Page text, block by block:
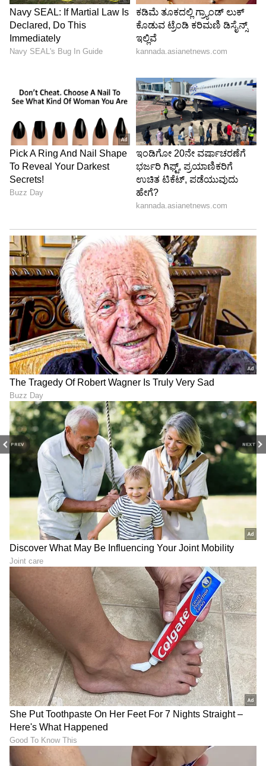
PREV NEXT
ಹೃತ್ತೂರ್ವಕ ಧನ್ಯವಾದಗಳನ್ನು ಅರ್ಪಿಸಿದೆ. ಅವರು 2013-
2018 ಮತ್ತು 2023-2026 ರವರೆಗೆ ಮುಖ್ಯಮಂತ್ರಿಯಾಗಿ
ಹಾಗೂ ಎರಡು ಅವಧಿಗಳಲ್ಲಿ ವಿರೋಧ ಪಕ್ಷದ ನಾಯಕನಾಗಿ
6
8
Image Credit :Asianet News
ಸಿದ್ದರಾಮಯ್ಯರನ್ನ ಕೊಂಡಾಡಿದ ಡಿಕೆಶಿ
ನಿರ್ಣಯದ ಕುರಿತು ಮಾತನಾಡಿದ ಡಿ.ಕೆ. ಶಿವಕುಮಾರ್,
'ಸಾಮಾಜಿಕ ನ್ಯಾಯದ ಮೇಲಿನ ಸಿದ್ದರಾಮಯ್ಯ ಅವರ
ಸಮರ್ಪಣಾ ಭಾವ ಮತ್ತು ಆಡಳಿತಾತ್ಮಕ ಸಾಮರ್ಥ್ಯವು
ಪ್ರತಿಯೊಬ್ಬ ಕಾಂಗ್ರೆಸ್ಸಿಗನಿಗೂ ಮಾದರಿಯಾಗಿದೆ. ಅವರ
ಮಾರ್ಗದರ್ಶನದಲ್ಲಿ ನಮ್ಮ ಸರ್ಕಾರ ಮುನ್ನಡೆಯಲಿದೆ' ಎಂದು
ತಿಳಿಸಿದರು. ಕನ್ನಡಿಗರ ಜೀವನದಲ್ಲಿ ಬದಲಾವಣೆ ತರಲು
ಕಾಂಗ್ರೆಸ್ ಸರ್ಕಾರ ನಡೆಸುತ್ತಿರುವ ಈ ಪಯಣದಲ್ಲಿ
ಸಿದ್ದರಾಮಯ್ಯ ಅವರ ನಿರಂತರ ಪಾಲ್ಗೊಳ್ಳುವಿಕೆಯನ್ನು ಪಕ್ಷವು
ಸದಾ ಬಯಸುತ್ತದೆ ಎಂದು ನಿರ್ಣಯದಲ್ಲಿ ಉಲ್ಲೇಖಿಸಲಾಗಿದೆ.
7
8
Image Credit :Asianet News
ರಾಜಭವನಕ್ಕೆ ಪಯಣ – ಬುಧವಾರ ಪದಗ್ರಹಣ: